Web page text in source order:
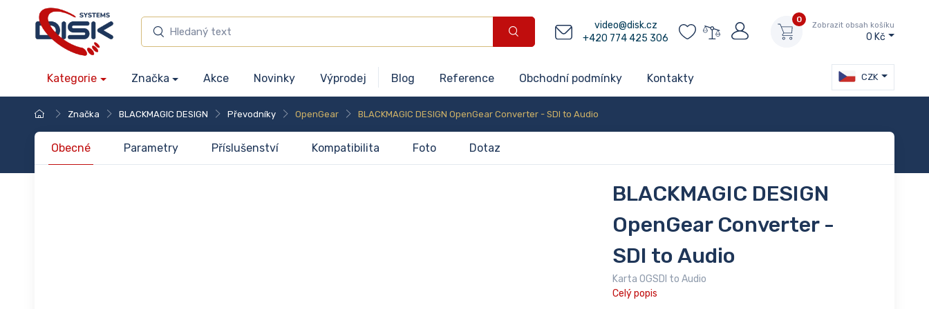
video@disk.cz
+420 774 425 306
0
Zobrazit obsah košíku
0 Kč
Kategorie Značka Akce Novinky Výprodej Blog Reference Obchodní podmínky Kontakty CZK
Značka BLACKMAGIC DESIGN Převodníky OpenGear BLACKMAGIC DESIGN OpenGear Converter - SDI to Audio
Obecné Parametry Příslušenství Kompatibilita Foto Dotaz
BLACKMAGIC DESIGN
OpenGear Converter -
SDI to Audio
Karta OGSDI to Audio
Celý popis